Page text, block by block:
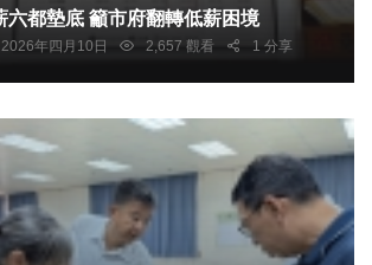
施志昌揭起薪六都墊底 籲市府翻轉低薪困境
2026年四月10日 2,657 觀看 1 分享